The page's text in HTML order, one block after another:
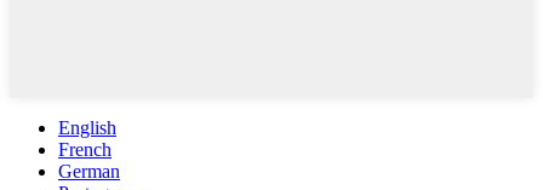
English
French
German